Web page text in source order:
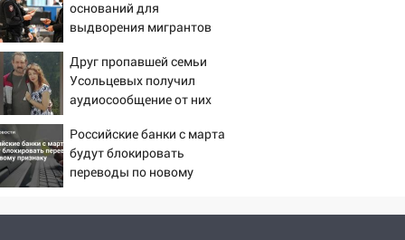
алопецией»: врач рассказал, чем может
быть вызвано облысение и как с этим
справиться
03:30
Гороскоп на 7 августа: пятница
принесет прилив творческой энергии и
отличные шансы исправить старые
ошибки
06.08.2026
Ульяновской области
оснований для
выдворения мигрантов
Друг пропавшей семьи
Усольцевых получил
аудиосообщение от них
Российские банки с марта
будут блокировать
переводы по новому